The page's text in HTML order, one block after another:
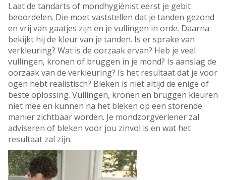
Laat de tandarts of mondhygiënist eerst je gebit
beoordelen. Die moet vaststellen dat je tanden gezond
en vrij van gaatjes zijn en je vullingen in orde. Daarna
bekijkt hij de kleur van je tanden. Is er sprake van
verkleuring? Wat is de oorzaak ervan? Heb je veel
vullingen, kronen of bruggen in je mond? Is aanslag de
oorzaak van de verkleuring? Is het resultaat dat je voor
ogen hebt realistisch? Bleken is niet altijd de enige of
beste oplossing. Vullingen, kronen en bruggen kleuren
niet mee en kunnen na het bleken op een storende
manier zichtbaar worden. Je mondzorgverlener zal
adviseren of bleken voor jou zinvol is en wat het
resultaat zal zijn.